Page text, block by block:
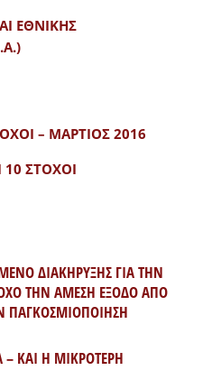
ΕΘΝΙΚΗΣ
– ΜΑΡΤΙΟΣ 2016
10 ΣΤΟΧΟΙ
ΔΙΑΚΗΡΥΞΗΣ ΓΙΑ ΤΗΝ
ΤΗΝ ΑΜΕΣΗ ΕΞΟΔΟ ΑΠΟ
ΠΑΓΚΟΣΜΙΟΠΟΙΗΣΗ
ΚΑΙ Η ΜΙΚΡΟΤΕΡΗ